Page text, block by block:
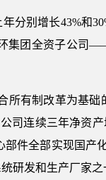
分别增长43%和
集团全资子公司
所有制改革为基
司连续三年净资
件全部实现国产
研发和生产厂家之